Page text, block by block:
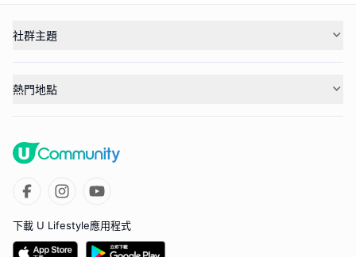
社群主題
熱門地點
下載 U Lifestyle應用程式